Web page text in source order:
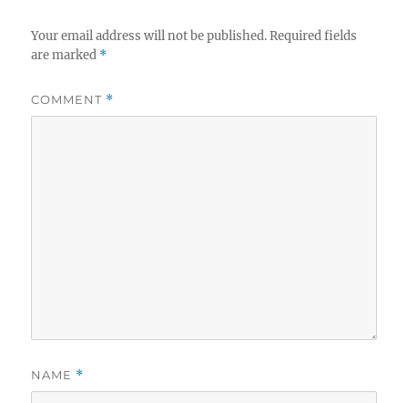
Your email address will not be published. Required fields
are marked *
COMMENT *
NAME *